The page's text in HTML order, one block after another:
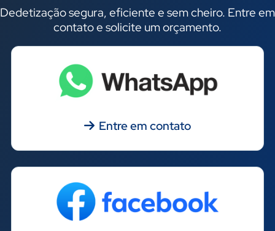
Dedetização segura, eficiente e sem cheiro. Entre em
contato e solicite um orçamento.
Entre em contato